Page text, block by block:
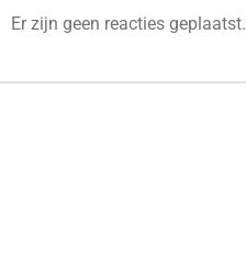
Er zijn geen reacties geplaatst.